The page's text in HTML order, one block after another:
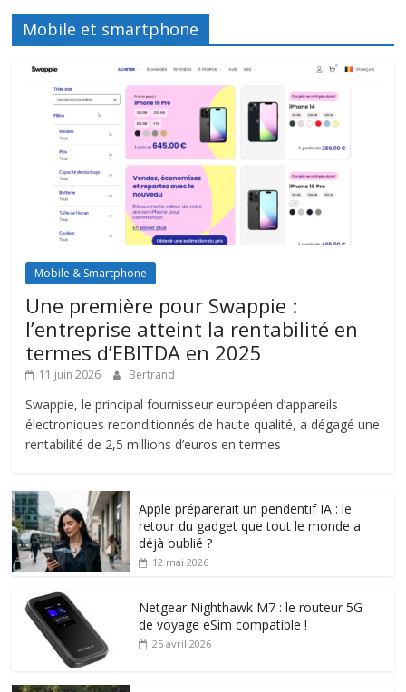
Mobile et smartphone
Mobile & Smartphone
Une première pour Swappie :
l’entreprise atteint la rentabilité en
termes d’EBITDA en 2025
11 juin 2026 Bertrand
Swappie, le principal fournisseur européen d’appareils
électroniques reconditionnés de haute qualité, a dégagé une
rentabilité de 2,5 millions d’euros en termes
Apple préparerait un pendentif IA : le
retour du gadget que tout le monde a
déjà oublié ?
12 mai 2026
Netgear Nighthawk M7 : le routeur 5G
de voyage eSim compatible !
25 avril 2026